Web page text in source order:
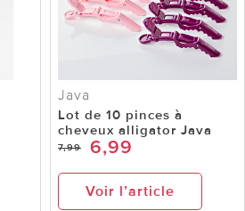
Java
Lot de 10 pinces à
cheveux alligator Java
7,99 6,99
Voir l’article